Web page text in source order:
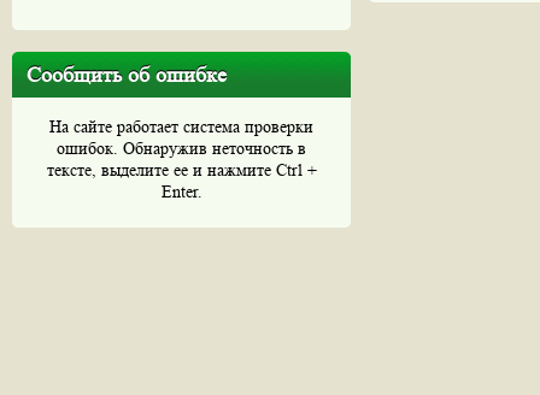
Сообщить об ошибке
На сайте работает система проверки
ошибок. Обнаружив неточность в
тексте, выделите ее и нажмите Ctrl +
Enter.